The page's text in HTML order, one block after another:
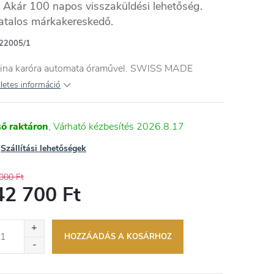
Akár 100 napos visszaküldési lehetőség.
márkakereskedő.
1
karóra automata óraművel. SWISS MADE
információ
raktáron 2026.8.17
Szállítási lehetőségek
Ft
700 Ft
HOZZÁADÁS A KOSÁRHOZ